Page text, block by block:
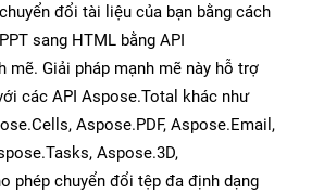
đổi tài liệu của bạn bằng cách
sang HTML bằng API
mẽ. Giải pháp mạnh mẽ này hỗ trợ
các API Aspose.Total khác như
Aspose.PDF, Aspose.Email,
Aspose.3D,
phép chuyển đổi tệp đa định dạng